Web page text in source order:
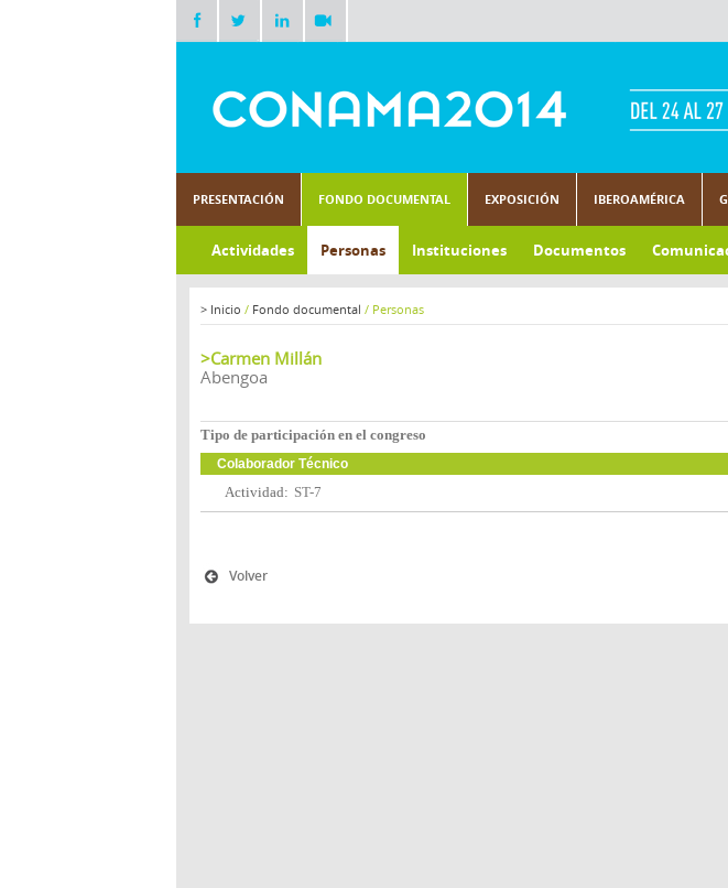
PRESENTACIÓN FONDO DOCUMENTAL EXPOSICIÓN IBEROAMÉRICA
Actividades Personas Instituciones Documentos
> Inicio / Fondo documental / Personas
>Carmen Millán
Abengoa
Tipo de participación en el congreso
Colaborador Técnico
Actividad: ST-7
Volver